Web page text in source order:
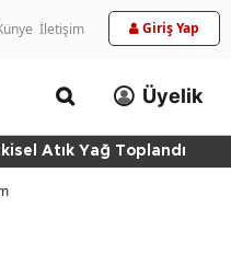
İletişim Giriş Yap
Üyelik
Atık Yağ Toplandı